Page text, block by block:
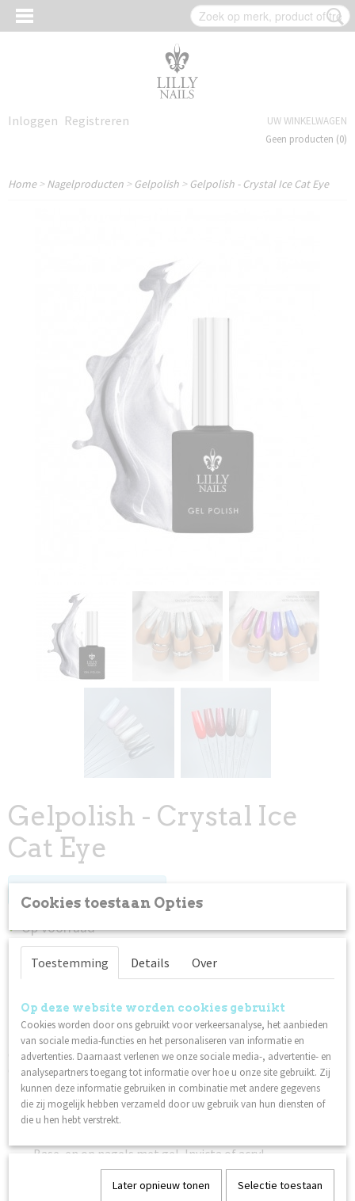
Inloggen Registreren
UW WINKELWAGEN
Geen producten (0)
Home>Nagelproducten > Gelpolish > Gelpolish - Crystal Ice Cat Eye
Gelpolish - Crystal Ice
Cat Eye
✓Op voorraad
Omschrijving
Laat je nagels sprankelen met de magie van de winter! Onze
nieuwe Gel Polish collectie WINTER LUX biedt zes exclusieve
tinten - een sprankelend eerbetoon aan stijl en elegantie. Van
diepe, klassieke tinten tot barstende glitters - dekleur voor
elk winter moment.
Lilly Nails Gel Polish is ontwikkeld en geproduceerd in
Zweden.
Base, en op nagels met gel, Invicta of acryl.
Gemaakt in Zweden
Cookies toestaan Opties
Toestemming Details Over
Op deze website worden cookies gebruikt
Cookies worden door ons gebruikt voor verkeersanalyse, het aanbieden
van sociale media-functies en het personaliseren van informatie en
advertenties. Daarnaast verlenen we onze sociale media-, advertentie- en
analysepartners toegang tot informatie over hoe u onze site gebruikt. Zij
kunnen deze informatie gebruiken in combinatie met andere gegevens
die zij mogelijk hebben verzameld door uw gebruik van hun diensten of
die u hen hebt verstrekt.
Later opnieuw tonen Selectie toestaan